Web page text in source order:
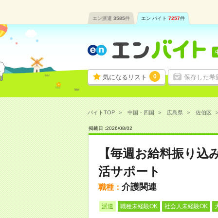
エン派遣 3585件 エン バイト 7257件
気になるリスト 0 保存した希
バイトTOP 中国・四国 広島県 佐伯区
掲載日 :2026/08/02
【毎週お給料振り
活サポート
職種： 介護関連
派遣 職種未経験OK 社会人未経験OK